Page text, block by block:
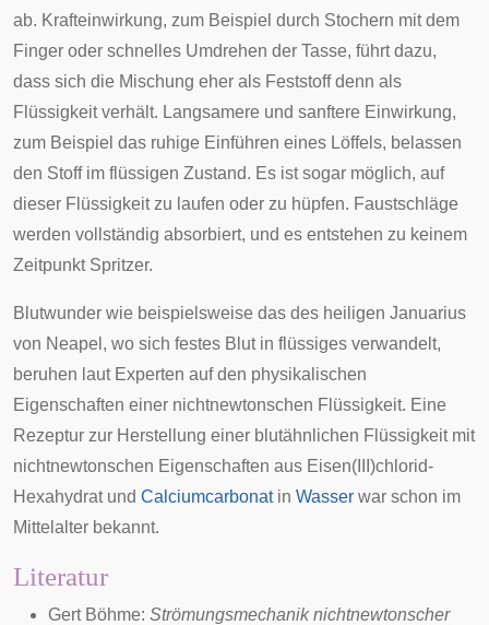
ab. Krafteinwirkung, zum Beispiel durch Stochern mit dem
Finger oder schnelles Umdrehen der Tasse, führt dazu,
dass sich die Mischung eher als Feststoff denn als
Flüssigkeit verhält. Langsamere und sanftere Einwirkung,
zum Beispiel das ruhige Einführen eines Löffels, belassen
den Stoff im flüssigen Zustand. Es ist sogar möglich, auf
dieser Flüssigkeit zu laufen oder zu hüpfen. Faustschläge
werden vollständig absorbiert, und es entstehen zu keinem
Zeitpunkt Spritzer.
Blutwunder wie beispielsweise das des heiligen Januarius
von Neapel , wo sich festes Blut in flüssiges verwandelt,
beruhen laut Experten auf den physikalischen
Eigenschaften einer nichtnewtonschen Flüssigkeit. Eine
Rezeptur zur Herstellung einer blutähnlichen Flüssigkeit mit
nichtnewtonschen Eigenschaften aus Eisen(III)chlorid-
Hexahydratund Calciumcarbonatin Wasser war schon im
Mittelalter bekannt.
Literatur
Gert Böhme: Strömungsmechanik nichtnewtonscher